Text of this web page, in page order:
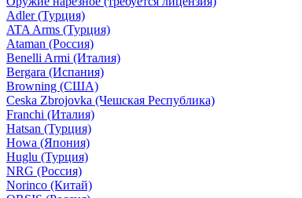
Adler (Турция)
ATA Arms (Турция)
Ataman (Россия)
Benelli Armi (Италия)
Bergara (Испания)
Browning (США)
Ceska Zbrojovka (Чешская Республика)
Franchi (Италия)
Hatsan (Турция)
Howa (Япония)
Huglu (Турция)
NRG (Россия)
Norinco (Китай)